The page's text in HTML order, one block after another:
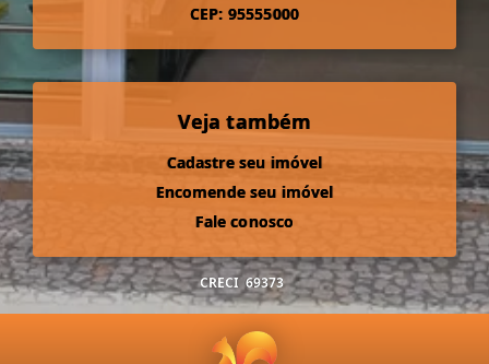
CEP: 95555000
Veja também
Cadastre seu imóvel
Encomende seu imóvel
Fale conosco
CRECI 69373